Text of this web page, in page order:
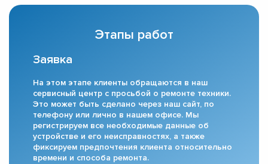
Этапы работ
Заявка
На этом этапе клиенты обращаются в наш
сервисный центр с просьбой о ремонте техники.
Это может быть сделано через наш сайт, по
телефону или лично в нашем офисе. Мы
регистрируем все необходимые данные об
устройстве и его неисправностях, а также
фиксируем предпочтения клиента относительно
времени и способа ремонта.